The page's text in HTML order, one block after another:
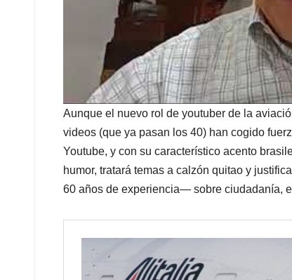
Aunque el nuevo rol de youtuber de la
videos (que ya pasan los 40) han cogido
Youtube, y con su característico acento
humor, tratará temas a calzón quitao y
60 años de experiencia— sobre ciudadanía,